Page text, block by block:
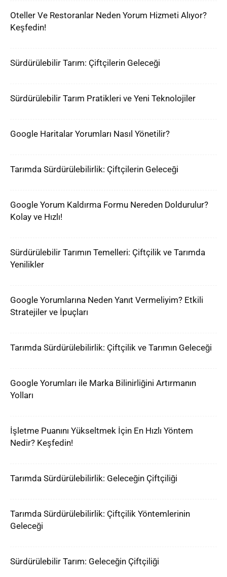
Oteller Ve Restoranlar Neden Yorum Hizmeti Alıyor?
Keşfedin!
Sürdürülebilir Tarım: Çiftçilerin Geleceği
Sürdürülebilir Tarım Pratikleri ve Yeni Teknolojiler
Google Haritalar Yorumları Nasıl Yönetilir?
Tarımda Sürdürülebilirlik: Çiftçilerin Geleceği
Google Yorum Kaldırma Formu Nereden Doldurulur?
Kolay ve Hızlı!
Sürdürülebilir Tarımın Temelleri: Çiftçilik ve Tarımda
Yenilikler
Google Yorumlarına Neden Yanıt Vermeliyim? Etkili
Stratejiler ve İpuçları
Tarımda Sürdürülebilirlik: Çiftçilik ve Tarımın Geleceği
Google Yorumları ile Marka Bilinirliğini Artırmanın
Yolları
İşletme Puanını Yükseltmek İçin En Hızlı Yöntem
Nedir? Keşfedin!
Tarımda Sürdürülebilirlik: Geleceğin Çiftçiliği
Tarımda Sürdürülebilirlik: Çiftçilik Yöntemlerinin
Geleceği
Sürdürülebilir Tarım: Geleceğin Çiftçiliği